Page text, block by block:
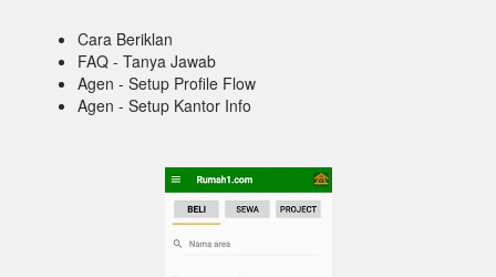
Cara Beriklan
FAQ - Tanya Jawab
Agen - Setup Profile Flow
Agen - Setup Kantor Info